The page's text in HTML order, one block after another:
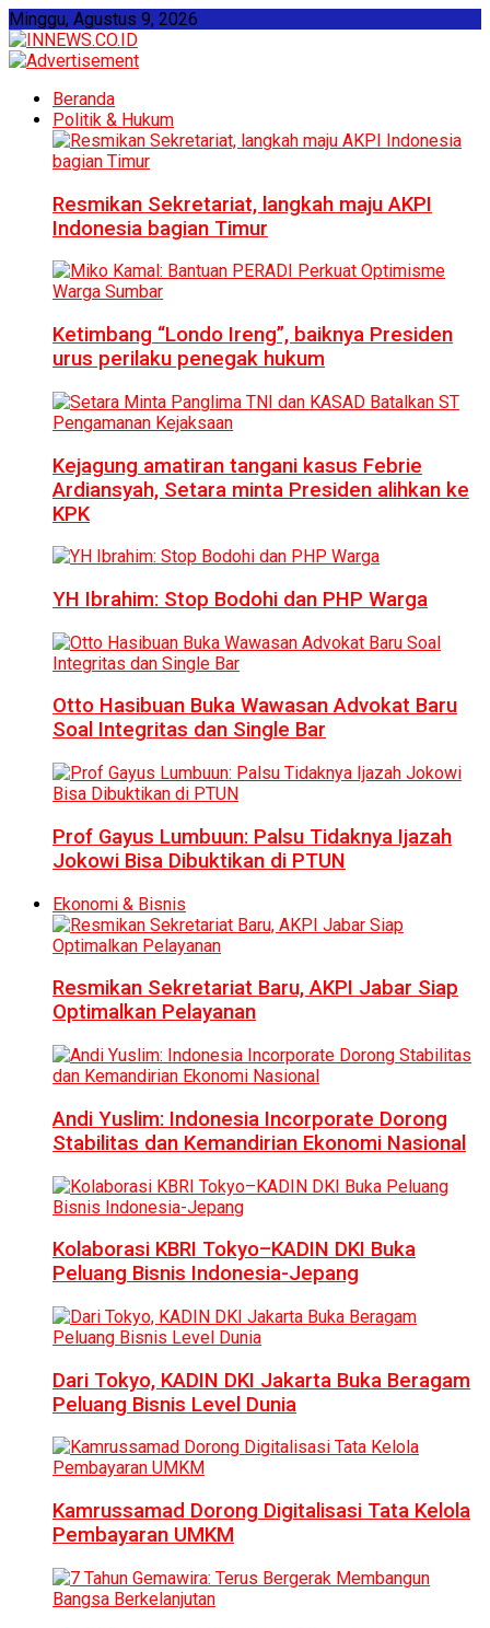
Minggu, Agustus 9, 2026
Beranda
Politik & Hukum
Resmikan Sekretariat, langkah maju AKPI
Indonesia bagian Timur
Ketimbang “Londo Ireng”, baiknya Presiden
urus perilaku penegak hukum
Kejagung amatiran tangani kasus Febrie
Ardiansyah, Setara minta Presiden alihkan ke
KPK
YH Ibrahim: Stop Bodohi dan PHP Warga
Otto Hasibuan Buka Wawasan Advokat Baru
Soal Integritas dan Single Bar
Prof Gayus Lumbuun: Palsu Tidaknya Ijazah
Jokowi Bisa Dibuktikan di PTUN
Ekonomi & Bisnis
Resmikan Sekretariat Baru, AKPI Jabar Siap
Optimalkan Pelayanan
Andi Yuslim: Indonesia Incorporate Dorong
Stabilitas dan Kemandirian Ekonomi Nasional
Kolaborasi KBRI Tokyo–KADIN DKI Buka
Peluang Bisnis Indonesia-Jepang
Dari Tokyo, KADIN DKI Jakarta Buka Beragam
Peluang Bisnis Level Dunia
Kamrussamad Dorong Digitalisasi Tata Kelola
Pembayaran UMKM